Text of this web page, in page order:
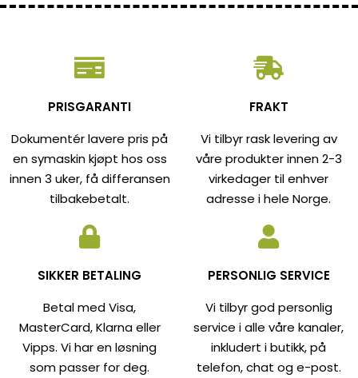
PRISGARANTI
Dokumentér lavere pris på
en symaskin kjøpt hos oss
innen 3 uker, få differansen
tilbakebetalt.
FRAKT
Vi tilbyr rask levering av
våre produkter innen 2-3
virkedager til enhver
adresse i hele Norge.
SIKKER BETALING
Betal med Visa,
MasterCard, Klarna eller
Vipps. Vi har en løsning
som passer for deg.
PERSONLIG SERVICE
Vi tilbyr god personlig
service i alle våre kanaler,
inkludert i butikk, på
telefon, chat og e-post.